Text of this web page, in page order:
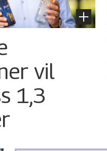
vil
1,3